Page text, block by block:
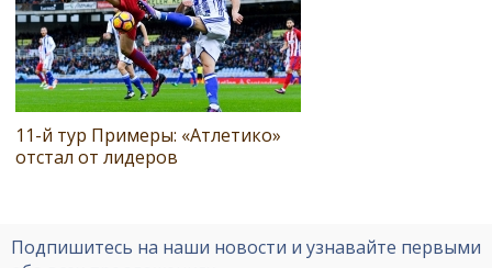
11-й тур Примеры: «Атлетико»
отстал от лидеров
Подпишитесь на наши новости и узнавайте первыми